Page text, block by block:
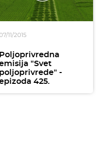
11/2015
Poljoprivredna
"Svet
poljoprivrede" -
425.